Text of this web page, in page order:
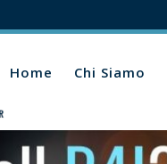
Home Chi Siamo